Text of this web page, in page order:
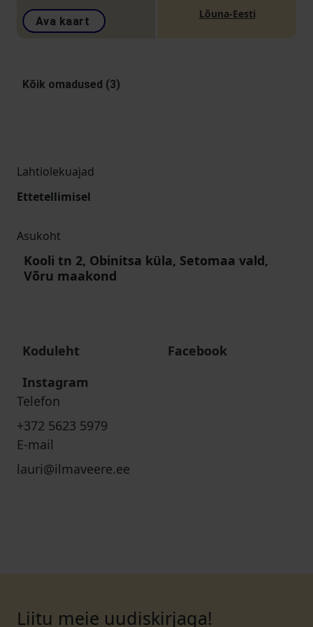
Ava kaart
Lõuna-Eesti
Kõik omadused (3)
Lahtiolekuajad
Ettetellimisel
Asukoht
Kooli tn 2, Obinitsa küla, Setomaa vald,
Võru maakond
Koduleht
Facebook
Instagram
Telefon
+372 5623 5979
E-mail
lauri@ilmaveere.ee
Liitu meie uudiskirjaga!